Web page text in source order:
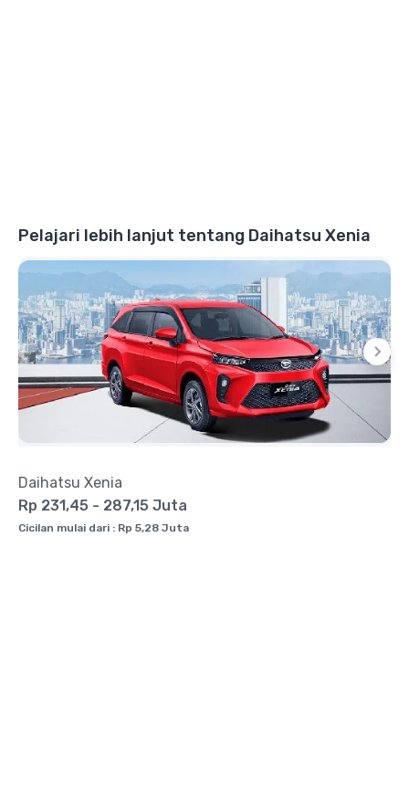
Pelajari lebih lanjut tentang Daihatsu Xenia
Daihatsu Xenia
Rp 231,45 - 287,15 Juta
Cicilan mulai dari : Rp 5,28 Juta